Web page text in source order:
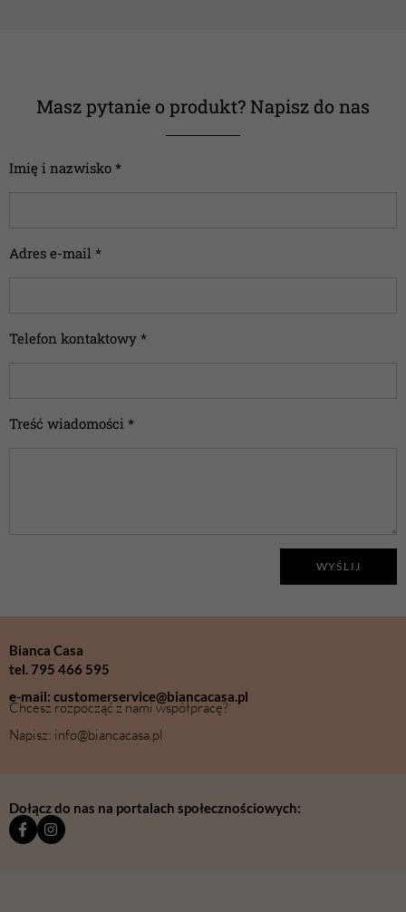
Masz pytanie o produkt? Napisz do nas
Imię i nazwisko *
Adres e-mail *
Telefon kontaktowy *
Treść wiadomości *
WYŚLIJ
Bianca Casa
tel. 795 466 595
e-mail: customerservice@biancacasa.pl
Chcesz rozpocząć z nami współpracę?
Napisz: info@biancacasa.pl
Dołącz do nas na portalach społecznościowych: